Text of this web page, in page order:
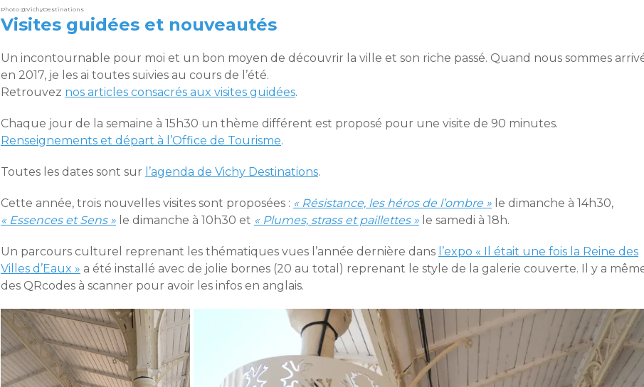
Photo @VichyDestinations
Visites guidées et nouveautés
Un incontournable pour moi et un bon moyen de découvrir la ville et son riche passé. Quand nous sommes
en 2017, je les ai toutes suivies au cours de l’été.
Retrouvez nos articles consacrés aux visites guidées.
Chaque jour de la semaine à 15h30 un thème différent est proposé pour une visite de 90 minutes.
Renseignements et départ à l’Office de Tourisme.
Toutes les dates sont sur l’agenda de Vichy Destinations.
Cette année, trois nouvelles visites sont proposées : « Résistance, les héros de l’ombre » le dimanche à 14h30,
« Essences et Sens » le dimanche à 10h30 et « Plumes, strass et paillettes » le samedi à 18h.
Un parcours culturel reprenant les thématiques vues l’année dernière dans l’expo « Il était une fois la Reine des
Villes d’Eaux » a été installé avec de jolie bornes (20 au total) reprenant le style de la galerie couverte. Il y a
des QRcodes à scanner pour avoir les infos en anglais.